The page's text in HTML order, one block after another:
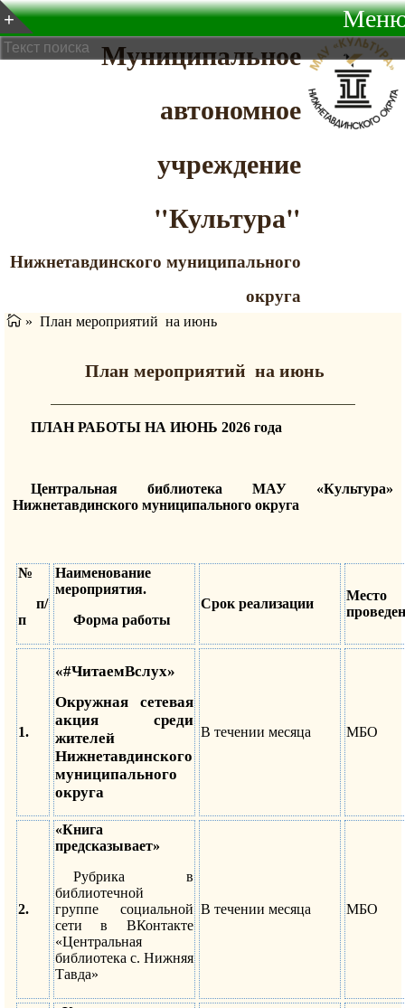
Муниципальное
автономное
учреждение
"Культура"
Нижнетавдинского муниципального
округа
» План мероприятий на июнь
План мероприятий на июнь
ПЛАН РАБОТЫ НА ИЮНЬ 2026 года
Центральная библиотека МАУ «Культура»
Нижнетавдинского муниципального округа
№
п/
п
Наименование
мероприятия.
Форма работы
Срок реализации
Место
1.
«#ЧитаемВслух»
Окружная сетевая
акция среди
жителей
Нижнетавдинского
муниципального
округа
В течении месяца МБО
2.
«Книга
предсказывает»
Рубрика в
библиотечной
группе социальной
сети в ВКонтакте
«Центральная
библиотека с. Нижняя
Тавда»
В течении месяца МБО